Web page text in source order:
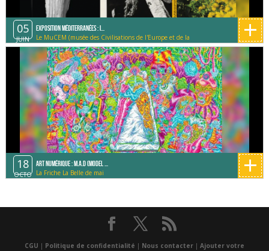
05
JUIN
Exposition Méditerranées : I...
Le MuCEM (musée des Civilisations de l'Europe et de la
Méditerranée)
+
18
OCTO
Art Numérique : M.A.D (Model ...
La Friche La Belle de mai +
CGU | Politique de confidentialité | Nous contacter| Ajouter votre